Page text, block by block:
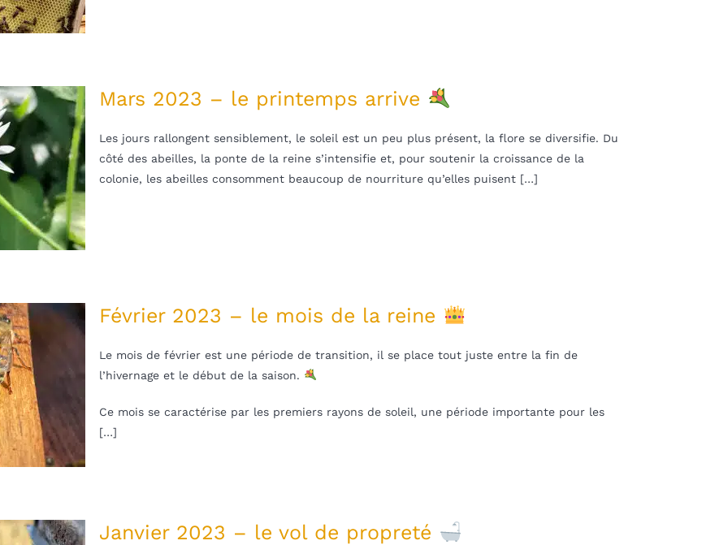
Mars 2023 – le printemps arrive
Les jours rallongent sensiblement, le soleil est un peu plus présent, la flore se diversifie. Du
côté des abeilles, la ponte de la reine s’intensifie et, pour soutenir la croissance de la
colonie, les abeilles consomment beaucoup de nourriture qu’elles puisent […]
Février 2023 – le mois de la reine
Le mois de février est une période de transition, il se place tout juste entre la fin de
l’hivernage et le début de la saison.
Ce mois se caractérise par les premiers rayons de soleil, une période importante pour les
[…]
Janvier 2023 – le vol de propreté